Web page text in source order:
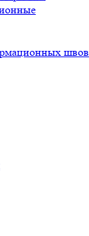
швов